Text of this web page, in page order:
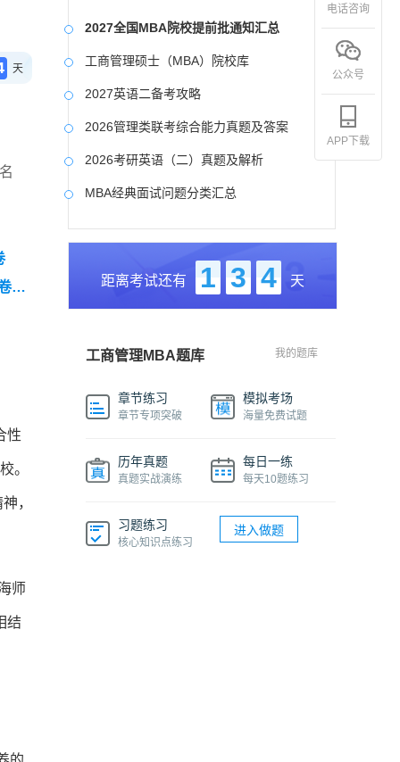
天
性
。
，
师
结
2027全国MBA院校提前批通知汇总
工商管理硕士（MBA）院校库
2027英语二备考攻略
2026管理类联考综合能力真题及答案
2026考研英语（二）真题及解析
MBA经典面试问题分类汇总
2017-2025近九年各科真题及详细解析
考研英语（二）试题库
2027写作备考攻略
距离考试还有 1 3 4 天
工商管理MBA题库 我的题库
章节练习
章节专项突破
模拟考场
海量免费试题
历年真题
真题实战演练
每日一练
每天10题练习
习题练习
核心知识点练习
进入做题
电话咨询
公众号
APP下载